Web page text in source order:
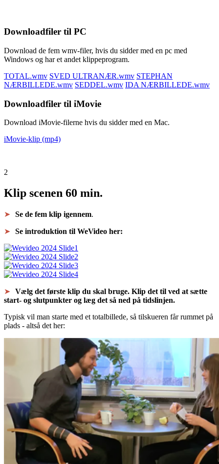
Downloadfiler til PC
Download de fem wmv-filer, hvis du sidder med en pc med
Windows og har et andet klippeprogram.
TOTAL.wmv SVED ULTRANÆR.wmv STEPHAN
NÆRBILLEDE.wmv SEDDEL.wmv IDA NÆRBILLEDE.wmv
Downloadfiler til iMovie
Download iMovie-filerne hvis du sidder med en Mac.
iMovie-klip (mp4)
2
Klip scenen 60 min.
Se de fem klip igennem.
Se introduktion til WeVideo her:
Vælg det første klip du skal bruge. Klip det til ved at sætte
start- og slutpunkter og læg det så ned på tidslinjen.
Typisk vil man starte med et totalbillede, så tilskueren får rummet på
plads - altså det her: